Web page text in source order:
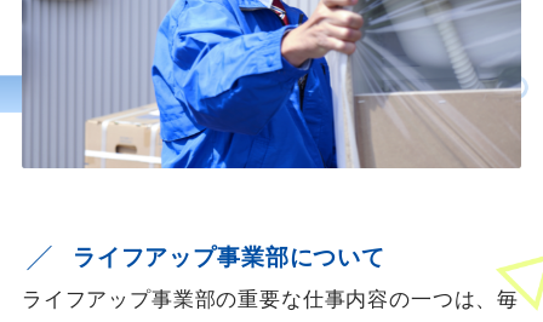
ライフアップ事業部について
ライフアップ事業部の重要な仕事内容の一つは、毎